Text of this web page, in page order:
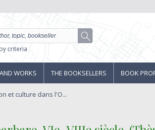
criteria
WORKS THE BOOKSELLERS BOOK
et culture dans l'O...